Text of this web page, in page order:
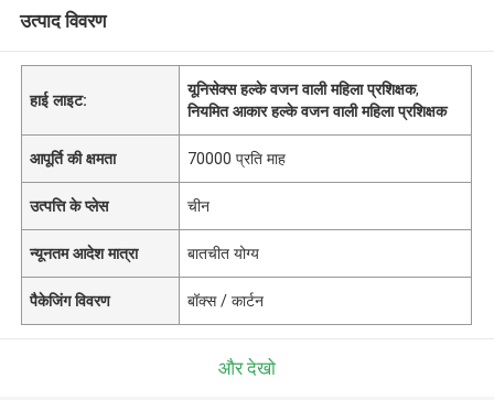
उत्पाद विवरण
हाई लाइट:
यूनिसेक्स हल्के वजन वाली महिला प्रशिक्षक,
नियमित आकार हल्के वजन वाली महिला प्रशिक्षक
आपूर्ति की क्षमता 70000 प्रति माह
उत्पत्ति के प्लेस चीन
न्यूनतम आदेश मात्रा बातचीत योग्य
पैकेजिंग विवरण बॉक्स / कार्टन
और देखो